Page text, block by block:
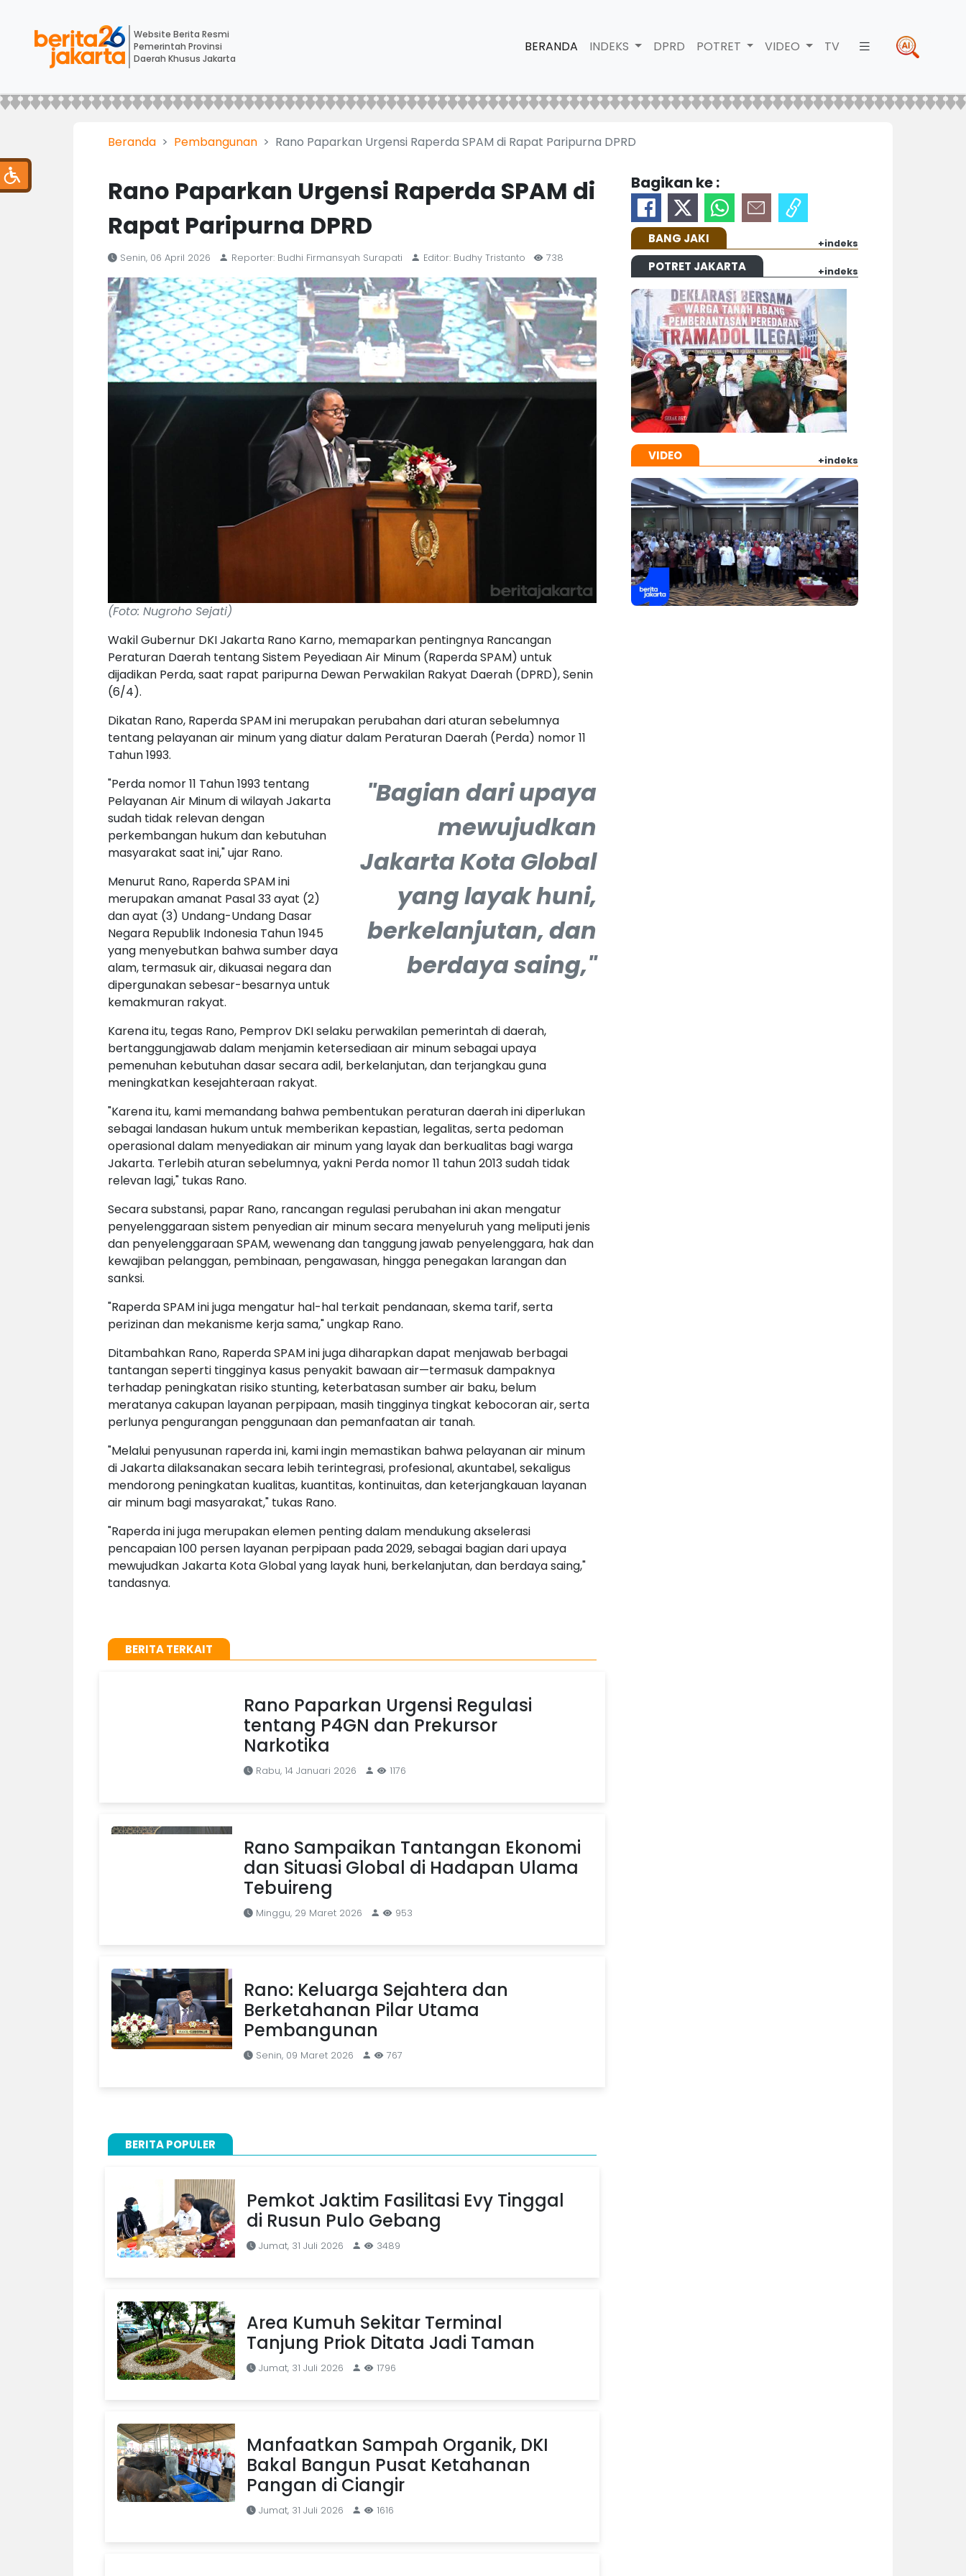
Website Berita Resmi
Pemerintah Provinsi
Daerah Khusus Jakarta
BERANDA INDEKS DPRD POTRET VIDEO TV
Beranda Pembangunan Rano Paparkan Urgensi Raperda SPAM di Rapat Paripurna DPRD
Rano Paparkan Urgensi Raperda SPAM di
Rapat Paripurna DPRD
Senin, 06 April 2026 Reporter: Budhi Firmansyah Surapati Editor: Budhy Tristanto 738
(Foto: Nugroho Sejati)
Wakil Gubernur DKI Jakarta Rano Karno, memaparkan pentingnya Rancangan
Peraturan Daerah tentang Sistem Peyediaan Air Minum (Raperda SPAM) untuk
dijadikan Perda, saat rapat paripurna Dewan Perwakilan Rakyat Daerah (DPRD), Senin
(6/4).
Dikatan Rano, Raperda SPAM ini merupakan perubahan dari aturan sebelumnya
tentang pelayanan air minum yang diatur dalam Peraturan Daerah (Perda) nomor 11
Tahun 1993.
"Bagian dari upaya
mewujudkan
Jakarta Kota Global
yang layak huni,
berkelanjutan, dan
berdaya saing,"
"Perda nomor 11 Tahun 1993 tentang
Pelayanan Air Minum di wilayah Jakarta
sudah tidak relevan dengan
perkembangan hukum dan kebutuhan
masyarakat saat ini," ujar Rano.
Menurut Rano, Raperda SPAM ini
merupakan amanat Pasal 33 ayat (2)
dan ayat (3) Undang-Undang Dasar
Negara Republik Indonesia Tahun 1945
yang menyebutkan bahwa sumber daya
alam, termasuk air, dikuasai negara dan
dipergunakan sebesar-besarnya untuk
kemakmuran rakyat.
Karena itu, tegas Rano, Pemprov DKI selaku perwakilan pemerintah di daerah,
bertanggungjawab dalam menjamin ketersediaan air minum sebagai upaya
pemenuhan kebutuhan dasar secara adil, berkelanjutan, dan terjangkau guna
meningkatkan kesejahteraan rakyat.
"Karena itu, kami memandang bahwa pembentukan peraturan daerah ini diperlukan
sebagai landasan hukum untuk memberikan kepastian, legalitas, serta pedoman
operasional dalam menyediakan air minum yang layak dan berkualitas bagi warga
Jakarta. Terlebih aturan sebelumnya, yakni Perda nomor 11 tahun 2013 sudah tidak
relevan lagi," tukas Rano.
Secara substansi, papar Rano, rancangan regulasi perubahan ini akan mengatur
penyelenggaraan sistem penyedian air minum secara menyeluruh yang meliputi jenis
dan penyelenggaraan SPAM, wewenang dan tanggung jawab penyelenggara, hak dan
kewajiban pelanggan, pembinaan, pengawasan, hingga penegakan larangan dan
sanksi.
"Raperda SPAM ini juga mengatur hal-hal terkait pendanaan, skema tarif, serta
perizinan dan mekanisme kerja sama," ungkap Rano.
Ditambahkan Rano, Raperda SPAM ini juga diharapkan dapat menjawab berbagai
tantangan seperti tingginya kasus penyakit bawaan air—termasuk dampaknya
terhadap peningkatan risiko stunting, keterbatasan sumber air baku, belum
meratanya cakupan layanan perpipaan, masih tingginya tingkat kebocoran air, serta
perlunya pengurangan penggunaan dan pemanfaatan air tanah.
"Melalui penyusunan raperda ini, kami ingin memastikan bahwa pelayanan air minum
di Jakarta dilaksanakan secara lebih terintegrasi, profesional, akuntabel, sekaligus
mendorong peningkatan kualitas, kuantitas, kontinuitas, dan keterjangkauan layanan
air minum bagi masyarakat," tukas Rano.
"Raperda ini juga merupakan elemen penting dalam mendukung akselerasi
pencapaian 100 persen layanan perpipaan pada 2029, sebagai bagian dari upaya
mewujudkan Jakarta Kota Global yang layak huni, berkelanjutan, dan berdaya saing,"
tandasnya.
BERITA TERKAIT
Rano Paparkan Urgensi Regulasi
tentang P4GN dan Prekursor
Narkotika
Rabu, 14 Januari 2026 1176
Rano Sampaikan Tantangan Ekonomi
dan Situasi Global di Hadapan Ulama
Tebuireng
Minggu, 29 Maret 2026 953
Rano: Keluarga Sejahtera dan
Berketahanan Pilar Utama
Pembangunan
Senin, 09 Maret 2026 767
BERITA POPULER
Pemkot Jaktim Fasilitasi Evy Tinggal
di Rusun Pulo Gebang
Jumat, 31 Juli 2026 3489
Area Kumuh Sekitar Terminal
Tanjung Priok Ditata Jadi Taman
Jumat, 31 Juli 2026 1796
Manfaatkan Sampah Organik, DKI
Bakal Bangun Pusat Ketahanan
Pangan di Ciangir
Jumat, 31 Juli 2026 1616
Bagikan ke :
BANG JAKI +indeks
POTRET JAKARTA +indeks
VIDEO +indeks